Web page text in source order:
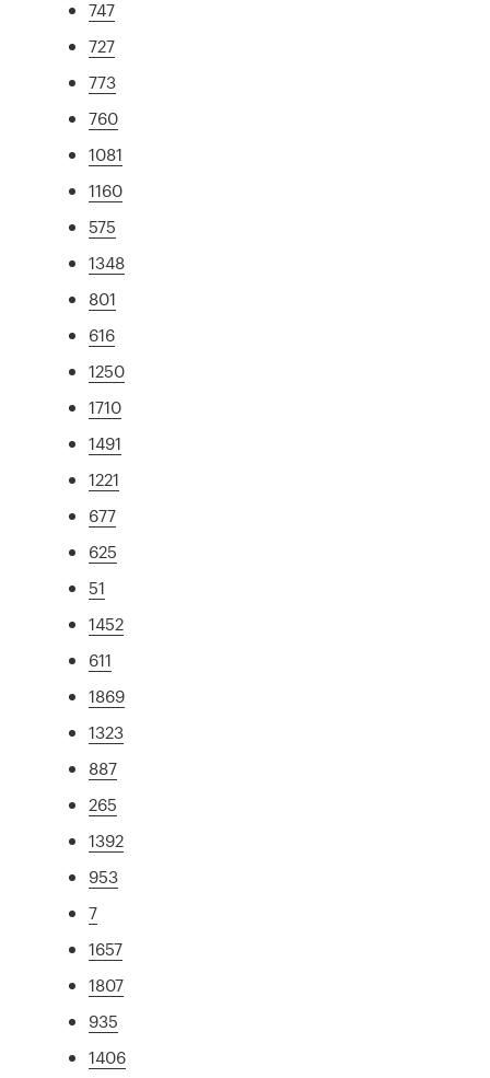
747
727
773
760
1081
1160
575
1348
801
616
1250
1710
1491
1221
677
625
51
1452
611
1869
1323
887
265
1392
953
7
1657
1807
935
1406